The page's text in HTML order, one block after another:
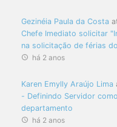
Gezinéia Paula da Costa
Chefe Imediato solicitar
na solicitação de férias
há 2 anos
Karen Emylly Araújo Lima
- Definindo Servidor
departamento
há 2 anos